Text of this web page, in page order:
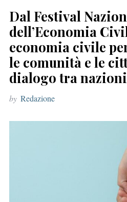
c
h
f
o
r
:
Dal Festival
dell’Economia
economia civile
le comunità e le
dialogo tra nazioni
by Redazione